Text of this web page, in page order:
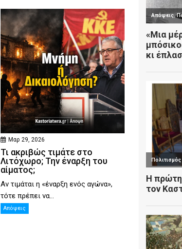
Μαρ 29, 2026
Τι ακριβώς τιμάτε στο
Λιτόχωρο; Την έναρξη του
αίματος;
Αν τιμάται η «έναρξη ενός αγώνα»,
τότε πρέπει να...
Απόψεις